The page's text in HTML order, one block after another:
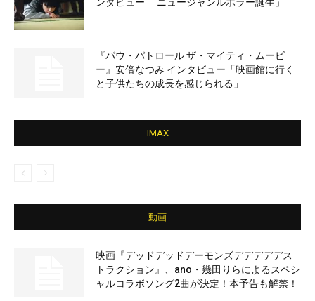
『パウ・パトロール ザ・マイティ・ムービ
ー』安倍なつみ インタビュー「映画館に行く
と子供たちの成長を感じられる」
IMAX
動画
映画『デッドデッドデーモンズデデデデデス
トラクション』、ano・幾田りらによるスペシ
ャルコラボソング2曲が決定！本予告も解禁！